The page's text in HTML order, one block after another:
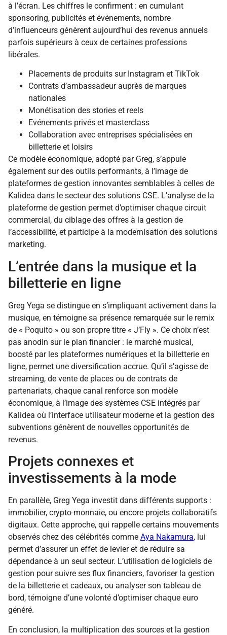
à l’écran. Les chiffres le confirment : en cumulant
sponsoring, publicités et événements, nombre
d’influenceurs génèrent aujourd’hui des revenus annuels
parfois supérieurs à ceux de certaines professions
libérales.
Placements de produits sur Instagram et TikTok
Contrats d’ambassadeur auprès de marques
nationales
Monétisation des stories et reels
Evénements privés et masterclass
Collaboration avec entreprises spécialisées en
billetterie et loisirs
Ce modèle économique, adopté par Greg, s’appuie
également sur des outils performants, à l’image de
plateformes de gestion innovantes semblables à celles de
Kalidea dans le secteur des solutions CSE. L’analyse de la
plateforme de gestion permet d’optimiser chaque circuit
commercial, du ciblage des offres à la gestion de
l’accessibilité, et participe à la modernisation des solutions
marketing.
L’entrée dans la musique et la
billetterie en ligne
Greg Yega se distingue en s’impliquant activement dans la
musique, en témoigne sa présence remarquée sur le remix
de « Poquito » ou son propre titre « J’Fly ». Ce choix n’est
pas anodin sur le plan financier : le marché musical,
boosté par les plateformes numériques et la billetterie en
ligne, permet une diversification accrue. Qu’il s’agisse de
streaming, de vente de places ou de contrats de
partenariats, chaque canal renforce son modèle
économique, à l’image des systèmes CSE intégrés par
Kalidea où l’interface utilisateur moderne et la gestion des
subventions génèrent de nouvelles opportunités de
revenus.
Projets connexes et
investissements à la mode
En parallèle, Greg Yega investit dans différents supports :
immobilier, crypto-monnaie, ou encore projets collaboratifs
digitaux. Cette approche, qui rappelle certains mouvements
observés chez des célébrités comme Aya Nakamura, lui
permet d’assurer un effet de levier et de réduire sa
dépendance à un seul secteur. L’utilisation de logiciels de
gestion pour suivre ses flux financiers, favoriser la gestion
de la billetterie et cadeaux, ou analyser son tableau de
bord, témoigne d’une volonté d’optimiser chaque euro
généré.
En conclusion, la multiplication des sources et la gestion